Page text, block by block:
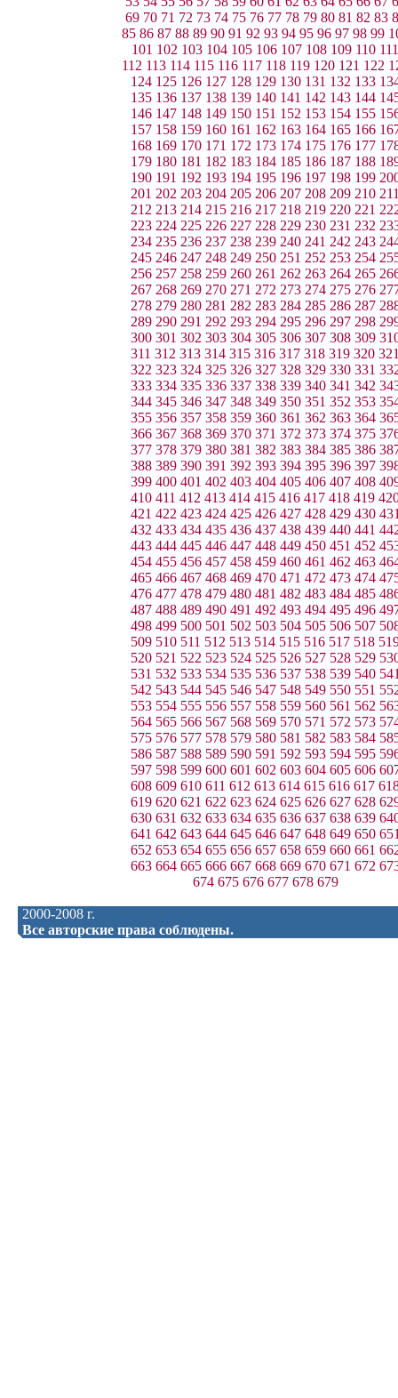
69 70 71 72 73 74 75 76 77 78 79 80 81 82 83
85 86 87 88 89 90 91 92 93 94 95 96 97 98 99
101 102 103 104 105 106 107 108 109 110 111
112 113 114 115 116 117 118 119 120 121 122
124 125 126 127 128 129 130 131 132 133
135 136 137 138 139 140 141 142 143 144
146 147 148 149 150 151 152 153 154 155
157 158 159 160 161 162 163 164 165 166
168 169 170 171 172 173 174 175 176 177
179 180 181 182 183 184 185 186 187 188
190 191 192 193 194 195 196 197 198 199
201 202 203 204 205 206 207 208 209 210
212 213 214 215 216 217 218 219 220 221
223 224 225 226 227 228 229 230 231 232
234 235 236 237 238 239 240 241 242 243
245 246 247 248 249 250 251 252 253 254
256 257 258 259 260 261 262 263 264 265
267 268 269 270 271 272 273 274 275 276
278 279 280 281 282 283 284 285 286 287
289 290 291 292 293 294 295 296 297 298
300 301 302 303 304 305 306 307 308 309
311 312 313 314 315 316 317 318 319 320
322 323 324 325 326 327 328 329 330 331
333 334 335 336 337 338 339 340 341 342
344 345 346 347 348 349 350 351 352 353
355 356 357 358 359 360 361 362 363 364
366 367 368 369 370 371 372 373 374 375
377 378 379 380 381 382 383 384 385 386
388 389 390 391 392 393 394 395 396 397
399 400 401 402 403 404 405 406 407 408
410 411 412 413 414 415 416 417 418 419
421 422 423 424 425 426 427 428 429 430
432 433 434 435 436 437 438 439 440 441
443 444 445 446 447 448 449 450 451 452
454 455 456 457 458 459 460 461 462 463
465 466 467 468 469 470 471 472 473 474
476 477 478 479 480 481 482 483 484 485
487 488 489 490 491 492 493 494 495 496
498 499 500 501 502 503 504 505 506 507
509 510 511 512 513 514 515 516 517 518
520 521 522 523 524 525 526 527 528 529
531 532 533 534 535 536 537 538 539 540
542 543 544 545 546 547 548 549 550 551
553 554 555 556 557 558 559 560 561 562
564 565 566 567 568 569 570 571 572 573
575 576 577 578 579 580 581 582 583 584
586 587 588 589 590 591 592 593 594 595
597 598 599 600 601 602 603 604 605 606
608 609 610 611 612 613 614 615 616 617
619 620 621 622 623 624 625 626 627 628
630 631 632 633 634 635 636 637 638 639
641 642 643 644 645 646 647 648 649 650
652 653 654 655 656 657 658 659 660 661
663 664 665 666 667 668 669 670 671 672
674 675 676 677 678 679
2000-2008 г.
Все авторские права соблюдены.